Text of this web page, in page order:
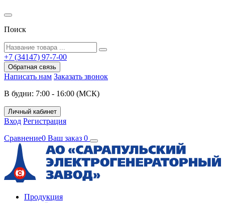
Поиск
+7 (34147) 97-7-00
Обратная связь
Написать нам Заказать звонок
В будни: 7:00 - 16:00 (МСК)
Личный кабинет
Вход Регистрация
Сравнение0 Ваш заказ 0
Продукция